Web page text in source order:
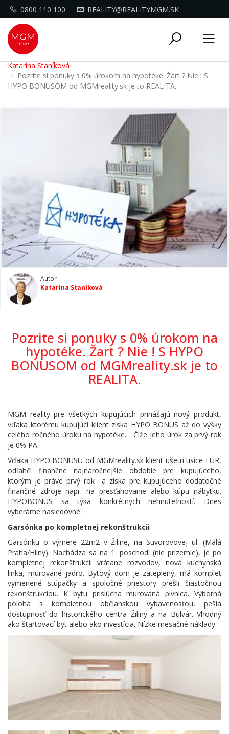
0800 110 100 REALITY@REALITYMGM.SK
Toggle
Katarína Staníková
Pozrite si ponuky s 0% úrokom na hypotéke. Žart ? Nie ! S
HYPO BONUSOM od MGMreality.sk je to REALITA.
Autor
Katarína Staníková
Pozrite si ponuky s 0% úrokom na
hypotéke. Žart ? Nie ! S HYPO
BONUSOM od MGMreality.sk je to
REALITA.
MGM reality pre všetkých kupujúcich prinášajú nový produkt,
vďaka ktorému kupujúci klient získa HYPO BONUS až do výšky
celého ročného úroku na hypotéke. Čiže jeho úrok za prvý rok
je 0% PA.
Vďaka HYPO BONUSU od MGMreality.sk klient ušetrí tisíce EUR,
odľahčí finančne najnáročnejšie obdobie pre kupujúceho,
ktorým je práve prvý rok a získa pre kupujúceho dodatočné
finančné zdroje napr. na presťahovanie alebo kúpu nábytku.
HYPOBONUS sa týka konkrétnych nehnuteľností. Dnes
vyberáme nasledovné:
Garsónka po kompletnej rekonštrukcii
Garsónku o výmere 22m2 v Žiline, na Suvorovovej ul. (Malá
Praha/Hliny). Nachádza sa na 1. poschodí (nie prízemie), je po
kompletnej rekonštrukcii vrátane rozvodov, nová kuchynská
linka, murované jadro. Bytový dom je zateplený, má komplet
vymenené stúpačky a spoločné priestory prešli čiastočnou
rekonštrukciou. K bytu prislúcha murovaná pivnica. ​Výborná
poloha s kompletnou občianskou vybavenosťou, pešia
dostupnosť do historického centra Žiliny a na Bulvár. Vhodný
ako štartovací byt alebo ako investícia. Nízke mesačné náklady.